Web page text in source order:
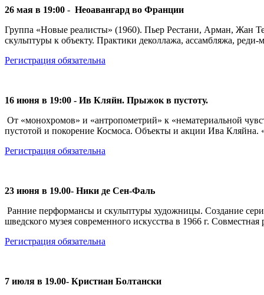
26 мая в 19:00 - Неоавангард во Франции
Группа «Новые реалисты» (1960). Пьер Рестани, Арман, Жан
скульптуры к объекту. Практики деколлажа, ассамбляжа,
Регистрация обязательна
16 июня в 19:00 - Ив Кляйн. Прыжок в пустоту.
От «монохромов» и «антропометрий» к «нематериальной
пустотой и покорение Космоса. Объекты и акции Ива
Регистрация обязательна
23 июня в 19.00- Ники де Сен-Фаль
Ранние перформансы и скульптуры художницы. Создание
шведского музея современного искусства в 1966 г.
Регистрация обязательна
7 июля в 19.00- Кристиан Болтански